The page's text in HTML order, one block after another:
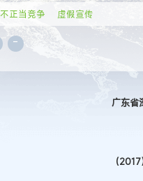
不正当竞争 虚假宣传
-
广东省
（